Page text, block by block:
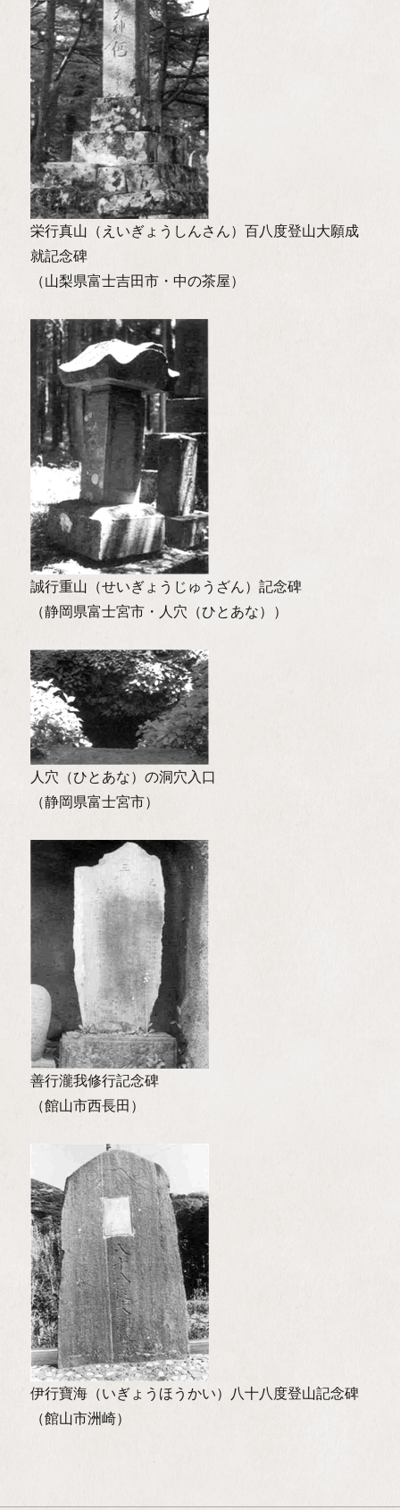
栄行真山（えいぎょうしんさん）百八度登山大願成
就記念碑
（山梨県富士吉田市・中の茶屋）
誠行重山（せいぎょうじゅうざん）記念碑
（静岡県富士宮市・人穴（ひとあな））
人穴（ひとあな）の洞穴入口
（静岡県富士宮市）
善行瀧我修行記念碑
（館山市西長田）
伊行寶海（いぎょうほうかい）八十八度登山記念碑
（館山市洲崎）